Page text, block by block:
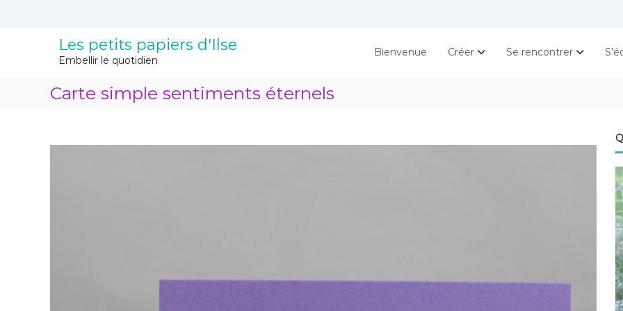
Les petits papiers d'Ilse
Embellir le quotidien
Bienvenue Créer Se rencontrer
Carte simple sentiments éternels